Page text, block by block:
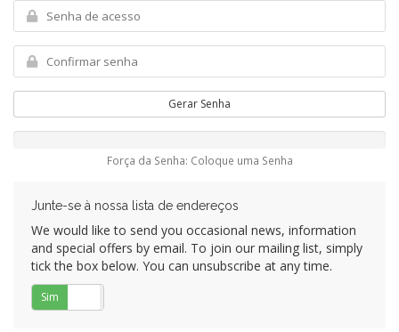
Gerar Senha
Força da Senha: Coloque uma Senha
Junte-se à nossa lista de endereços
We would like to send you occasional news, information
and special offers by email. To join our mailing list, simply
tick the box below. You can unsubscribe at any time.
Sim